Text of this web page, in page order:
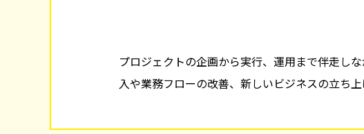
プロジェクトの企画から実行、運用まで伴走し
入や業務フローの改善、新しいビジネスの立ち